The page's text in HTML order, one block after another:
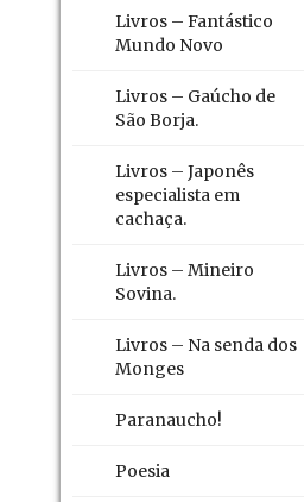
Livros – Fantástico
Mundo Novo
Livros – Gaúcho de
São Borja.
Livros – Japonês
especialista em
cachaça.
Livros – Mineiro
Sovina.
Livros – Na senda dos
Monges
Paranaucho!
Poesia